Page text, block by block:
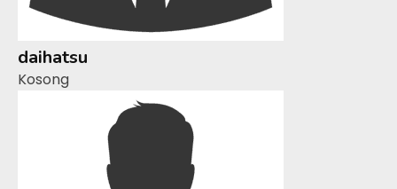
daihatsu
Kosong